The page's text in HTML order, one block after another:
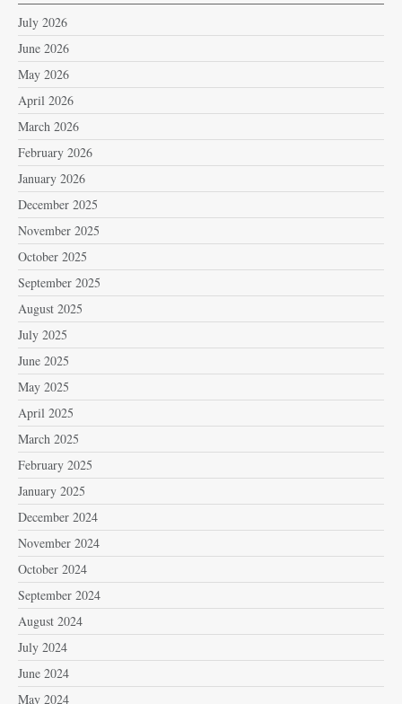
July 2026
June 2026
May 2026
April 2026
March 2026
February 2026
January 2026
December 2025
November 2025
October 2025
September 2025
August 2025
July 2025
June 2025
May 2025
April 2025
March 2025
February 2025
January 2025
December 2024
November 2024
October 2024
September 2024
August 2024
July 2024
June 2024
May 2024